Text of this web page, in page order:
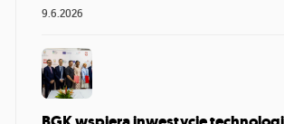
9.6.2026